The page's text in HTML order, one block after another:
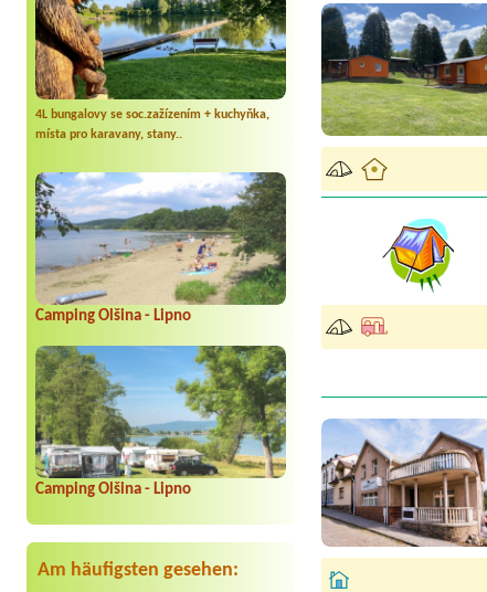
4L bungalovy se soc.zažízením + kuchyňka,
místa pro karavany, stany..
Camping Olšina - Lipno
Camping Olšina - Lipno
Am häufigsten gesehen: